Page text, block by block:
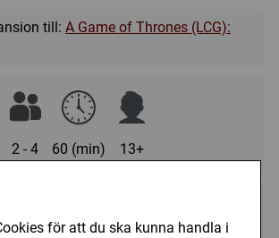
för att du ska kunna handla i
game, based on George R.R. Martin’s
of Ice and Fire saga. It contains 20
alone deck; an A Game of Thrones: The
is required to play.
till: A Game of Thrones (LCG):
2 - 4 60 (min) 13+